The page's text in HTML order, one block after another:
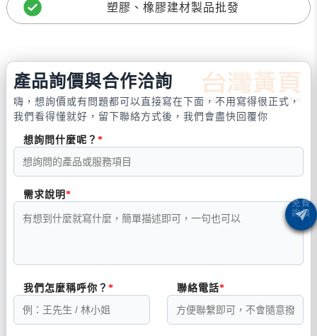
塑膠、橡膠建材製品批發
產品詢價與合作洽詢
嗨，想詢價或有問題都可以直接寫在下面，不用寫得很正式，
我們看得懂就好，留下聯絡方式後，我們會盡快回覆你
想詢問什麼呢？
需求說明
我們怎麼稱呼你？ 聯絡電話